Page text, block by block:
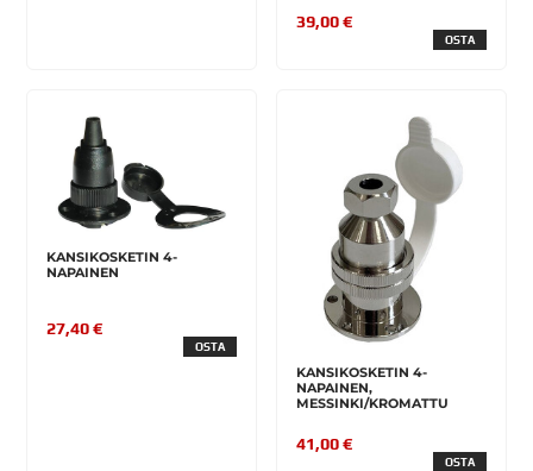
39,00 €
OSTA
KANSIKOSKETIN 4-
NAPAINEN
27,40 €
OSTA
KANSIKOSKETIN 4-
NAPAINEN,
MESSINKI/KROMATTU
41,00 €
OSTA